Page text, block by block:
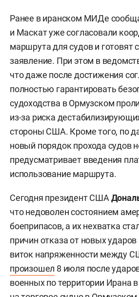
Ранее в иранском МИДе
и Маскат уже согласовали
маршрута для судов и готовят
заявление. При этом в
что даже после достижения
полностью гарантировать
судоходства в Ормузском
из-за риска
стороны США. Кроме того, по
новый порядок прохода судов
предусматривает введения
использование маршрута.
Сегодня президент США
что недоволен состоянием
боеприпасов, а их нехватка
причин отказа от новых
виток напряженности между
произошел 8 июля после
военных по территории Ирана